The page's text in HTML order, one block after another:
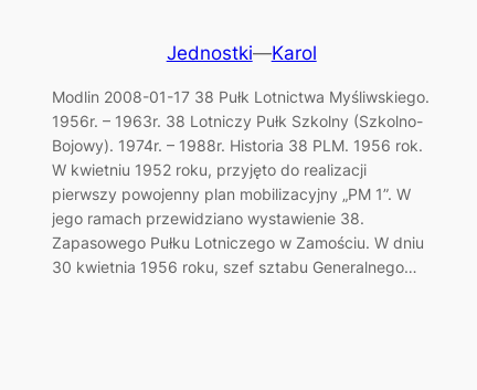
Jednostki—Karol
Modlin 2008-01-17 38 Pułk Lotnictwa Myśliwskiego.
1956r. – 1963r. 38 Lotniczy Pułk Szkolny (Szkolno-
Bojowy). 1974r. – 1988r. Historia 38 PLM. 1956 rok.
W kwietniu 1952 roku, przyjęto do realizacji
pierwszy powojenny plan mobilizacyjny „PM 1”. W
jego ramach przewidziano wystawienie 38.
Zapasowego Pułku Lotniczego w Zamościu. W dniu
30 kwietnia 1956 roku, szef sztabu Generalnego…